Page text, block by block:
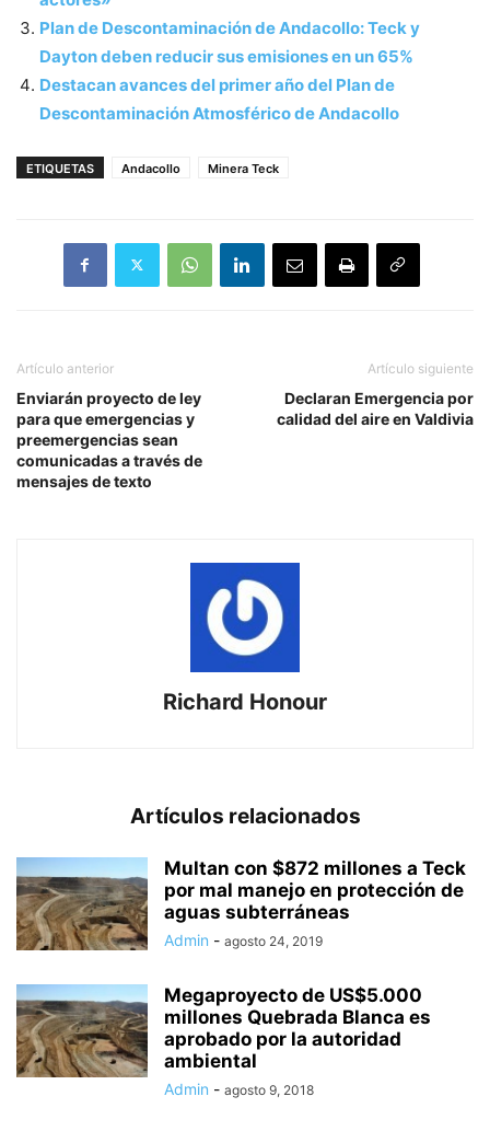
Plan de Descontaminación de Andacollo: Teck y
Dayton deben reducir sus emisiones en un 65%
Destacan avances del primer año del Plan de
Descontaminación Atmosférico de Andacollo
ETIQUETAS Andacollo Minera Teck
Artículo anterior
Enviarán proyecto de ley
para que emergencias y
preemergencias sean
comunicadas a través de
mensajes de texto
Artículo siguiente
Declaran Emergencia por
calidad del aire en Valdivia
Richard Honour
Artículos relacionados
Multan con $872 millones a Teck
por mal manejo en protección de
aguas subterráneas
Admin - agosto 24, 2019
Megaproyecto de US$5.000
millones Quebrada Blanca es
aprobado por la autoridad
ambiental
Admin - agosto 9, 2018